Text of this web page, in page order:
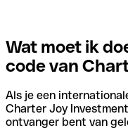
Wat moet ik
code van
Als je een
Charter Joy
ontvanger bent van